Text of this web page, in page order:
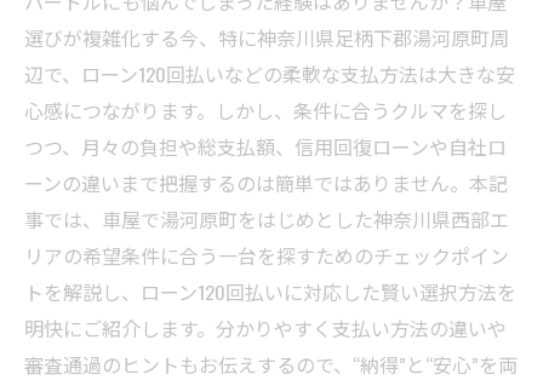
選びが複雑化する今、特に神奈川県足柄下郡湯河原町周
辺で、ローン120回払いなどの柔軟な支払方法は大きな安
心感につながります。しかし、条件に合うクルマを探し
つつ、月々の負担や総支払額、信用回復ローンや自社ロ
ーンの違いまで把握するのは簡単ではありません。本記
事では、車屋で湯河原町をはじめとした神奈川県西部エ
リアの希望条件に合う一台を探すためのチェックポイン
トを解説し、ローン120回払いに対応した賢い選択方法を
明快にご紹介します。分かりやすく支払い方法の違いや
審査通過のヒントもお伝えするので、“納得”と“安心”を両